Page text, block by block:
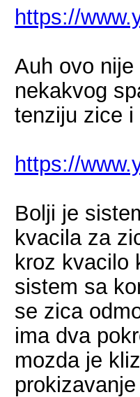
https://
Auh ovo
nekakvog
tenziju zice
https://
Bolji je
kvacila za
kroz kvacilo
sistem sa
se zica
ima dva
mozda je